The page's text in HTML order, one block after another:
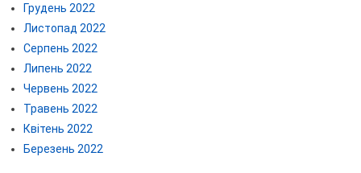
Грудень 2022
Листопад 2022
Серпень 2022
Липень 2022
Червень 2022
Травень 2022
Квітень 2022
Березень 2022